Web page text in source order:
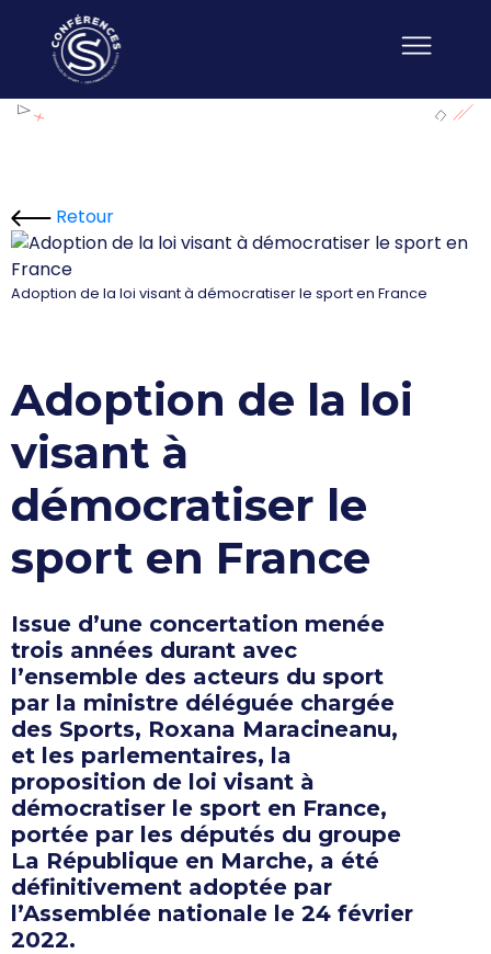
Retour
Adoption de la loi
visant à
démocratiser le
sport en France
Issue d’une concertation menée
trois années durant avec
l’ensemble des acteurs du sport
par la ministre déléguée chargée
des Sports, Roxana Maracineanu,
et les parlementaires, la
proposition de loi visant à
démocratiser le sport en France,
portée par les députés du groupe
La République en Marche, a été
définitivement adoptée par
l’Assemblée nationale le 24 février
2022.
Adoption de la loi visant à démocratiser le sport en France